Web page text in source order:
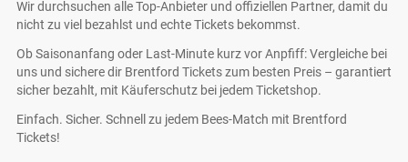
Wir durchsuchen alle Top-Anbieter und offiziellen Partner, damit du
nicht zu viel bezahlst und echte Tickets bekommst.
Ob Saisonanfang oder Last-Minute kurz vor Anpfiff: Vergleiche bei
uns und sichere dir Brentford Tickets zum besten Preis – garantiert
sicher bezahlt, mit Käuferschutz bei jedem Ticketshop.
Einfach. Sicher. Schnell zu jedem Bees-Match mit Brentford
Tickets!